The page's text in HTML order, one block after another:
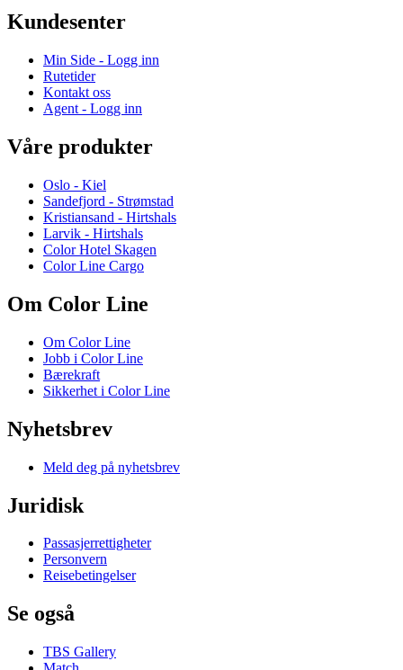
Kundesenter
Min Side - Logg inn
Rutetider
Kontakt oss
Agent - Logg inn
Våre produkter
Oslo - Kiel
Sandefjord - Strømstad
Kristiansand - Hirtshals
Larvik - Hirtshals
Color Hotel Skagen
Color Line Cargo
Om Color Line
Om Color Line
Jobb i Color Line
Bærekraft
Sikkerhet i Color Line
Nyhetsbrev
Meld deg på nyhetsbrev
Juridisk
Passasjerrettigheter
Personvern
Reisebetingelser
Se også
TBS Gallery